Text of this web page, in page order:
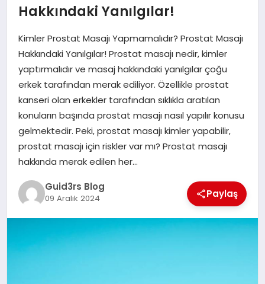
SAĞLIK
EKONOMI
MAGAZIN
EĞITIM
Hakkındaki Yanılgılar!
Kimler Prostat Masajı Yapmamalıdır? Prostat Masajı
Hakkındaki Yanılgılar! Prostat masajı nedir, kimler
yaptırmalıdır ve masaj hakkındaki yanılgılar çoğu
erkek tarafından merak ediliyor. Özellikle prostat
kanseri olan erkekler tarafından sıklıkla aratılan
konuların başında prostat masajı nasıl yapılır konusu
gelmektedir. Peki, prostat masajı kimler yapabilir,
prostat masajı için riskler var mı? Prostat masajı
hakkında merak edilen her…
Guid3rs Blog
09 Aralık 2024 Paylaş